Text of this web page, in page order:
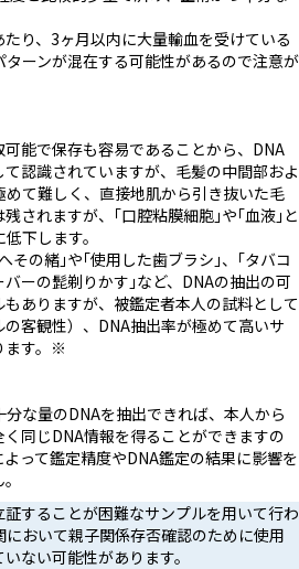
り、3ヶ月以内に大量輸血を受けている
ーンが混在する可能性があるので注意が
能で保存も容易であることから、DNA
認識されていますが、毛髪の中間部およ
て難しく、直接地肌から引き抜いた毛
されますが、｢口腔粘膜細胞｣や｢血液｣と
下します。
その緒｣や｢使用した歯ブラシ｣、｢タバコ
ーの髭剃りかす｣など、DNAの抽出の可
ありますが、被鑑定者本人の試料として
客観性）、DNA抽出率が極めて高いサ
ます。※
な量のDNAを抽出できれば、本人から
同じDNA情報を得ることができますの
って鑑定精度やDNA鑑定の結果に影響を
することが困難なサンプルを用いて行わ
おいて親子関係存否確認のために使用
ない可能性があります。